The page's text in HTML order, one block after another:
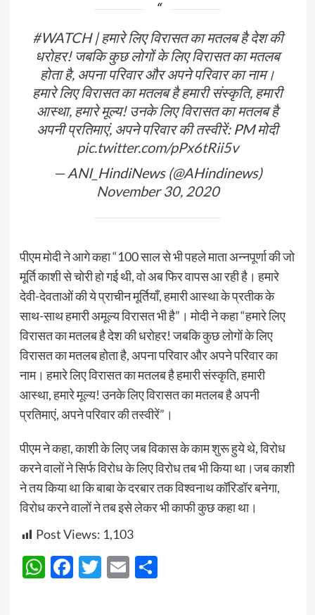
#WATCH| हमारे लिए विरासत का मतलब है देश की
धरोहर! जबकि कुछ लोगों के लिए विरासत का मतलब
होता है, अपना परिवार और अपने परिवार का नाम।
हमारे लिए विरासत का मतलब है हमारी संस्कृति, हमारी
आस्था, हमारे मूल्य! उनके लिए विरासत का मतलब है
अपनी प्रतिमाएं, अपने परिवार की तस्वीरें: PM मोदी
pic.twitter.com/pPx6tRii5v
— ANI_HindiNews (@AHindinews)
November 30, 2020
पीएम मोदी ने आगे कहा “100 साल से भी पहले माता अन्नपूर्णा की जो
मूर्ति काशी से चोरी हो गई थी, वो अब फिर वापस आ रही है। हमारे
देवी-देवताओं की ये प्राचीन मूर्तियाँ, हमारी आस्था के प्रतीक के
साथ-साथ हमारी अमूल्य विरासत भी है”। मोदी ने कहा “हमारे लिए
विरासत का मतलब है देश की धरोहर! जबकि कुछ लोगों के लिए
विरासत का मतलब होता है, अपना परिवार और अपने परिवार का
नाम। हमारे लिए विरासत का मतलब है हमारी संस्कृति, हमारी
आस्था, हमारे मूल्य! उनके लिए विरासत का मतलब है अपनी
प्रतिमाएं, अपने परिवार की तस्वीरें”।
पीएम ने कहा, काशी के लिए जब विकास के काम शुरू हुये थे, विरोध
करने वालों ने सिर्फ विरोध के लिए विरोध तब भी किया था।जब काशी
ने तय किया था कि बाबा के दरबार तक विश्वनाथ कॉरिडॉर बनेगा,
विरोध करने वालों ने तब इसे लेकर भी काफी कुछ कहा था।
Post Views: 1,103
WhatsApp
Facebook
Twitter
EmailShare